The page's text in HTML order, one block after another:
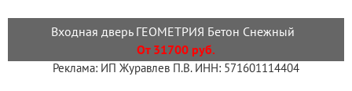
Входная дверь ГЕОМЕТРИЯ Бетон Снежный
От 31700 руб.
Реклама: ИП Журавлев П.В. ИНН: 571601114404